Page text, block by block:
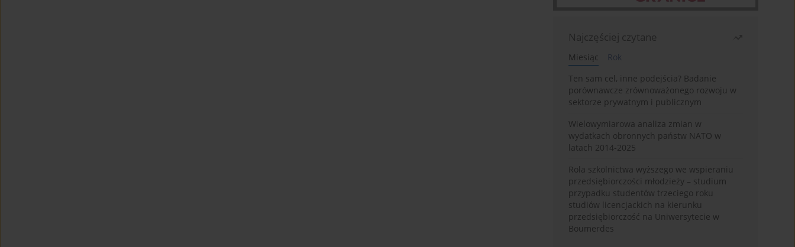
Najczęściej czytane
Miesiąc
Rok
Ten sam cel, inne podejścia? Badanie
porównawcze zrównoważonego rozwoju w
sektorze prywatnym i publicznym
Wielowymiarowa analiza zmian w
wydatkach obronnych państw NATO w
latach 2014-2025
Rola szkolnictwa wyższego we wspieraniu
przedsiębiorczości młodzieży – studium
przypadku studentów trzeciego roku
studiów licencjackich na kierunku
przedsiębiorczość na Uniwersytecie w
Boumerdes